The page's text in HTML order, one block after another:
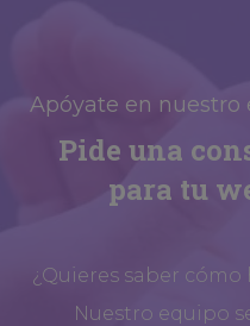
Apóyate en nuestro
Pide una
para tu
¿Quieres saber
Nuestro equipo